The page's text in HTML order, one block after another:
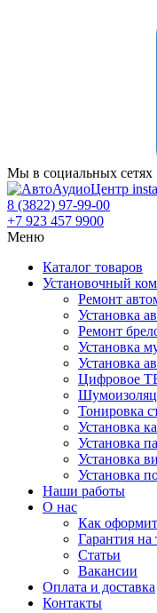
Мы в социальных сетях
8 (3822) 97-99-00
+7 923 457 9900
Меню
Каталог товаров
Установочный
Ремонт
Установка
Ремонт
Установка
Установка
Цифровое
Тонировка
Установка
Установка
Установка
Установка
Наши работы
О нас
Как
Гарантия на
Статьи
Вакансии
Оплата и доставка
Контакты